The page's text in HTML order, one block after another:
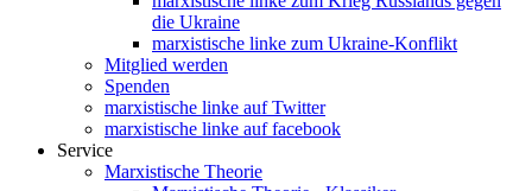
die Ukraine
marxistische linke zum Ukraine-Konflikt
Mitglied werden
Spenden
marxistische linke auf Twitter
marxistische linke auf facebook
Service
Marxistische Theorie